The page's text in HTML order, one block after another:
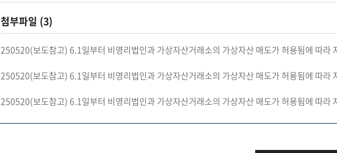
첨부파일 (3)
250520(보도참고) 6.1일부터 비영리법인과 가상자산거래소의 가상자산 매도가 허용됨에 따라
250520(보도참고) 6.1일부터 비영리법인과 가상자산거래소의 가상자산 매도가 허용됨에 따라
250520(보도참고) 6.1일부터 비영리법인과 가상자산거래소의 가상자산 매도가 허용됨에 따